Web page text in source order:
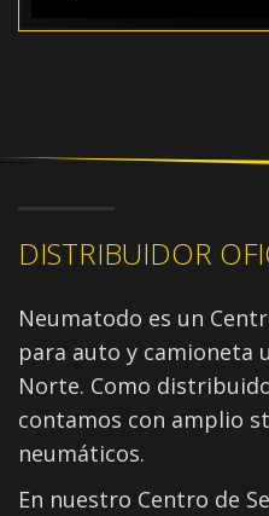
DISTRIBUIDOR
Neumatodo es un
para auto y camioneta
Norte. Como
contamos con amplio
neumáticos.
En nuestro Centro de